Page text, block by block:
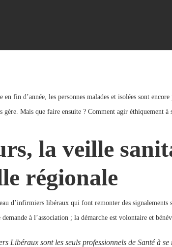
fin d’année, les personnes malades et isolées sont
Mais que faire ensuite ? Comment agir éthiquement à
la veille
régionale
d’infirmiers libéraux qui font remonter des
à l’association ; la démarche est volontaire et
Libéraux sont les seuls professionnels de Santé à